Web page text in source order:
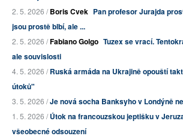
2. 5. 2026 /Boris Cvek Pan profesor Jurajda
jsou prostě blbí, ale ...
2. 5. 2026 /Fabiano Golgo Tuzex se vrací.
ale souvislosti
4. 5. 2026 /Ruská armáda na Ukrajině opouští
útoků"
3. 5. 2026 /Je nová socha Banksyho v Londýně
1. 5. 2026 /Útok na francouzskou jeptišku v
všeobecné odsouzení